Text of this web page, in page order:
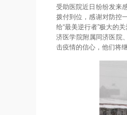
受助医院近日纷纷发来
拨付到位，感谢对防控
给“最美逆行者”极大的
济医学院附属同济医院
击疫情的信心，他们将